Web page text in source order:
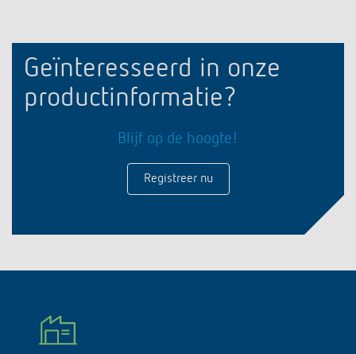
Geïnteresseerd in onze
productinformatie?
Blijf op de hoogte!
Registreer nu